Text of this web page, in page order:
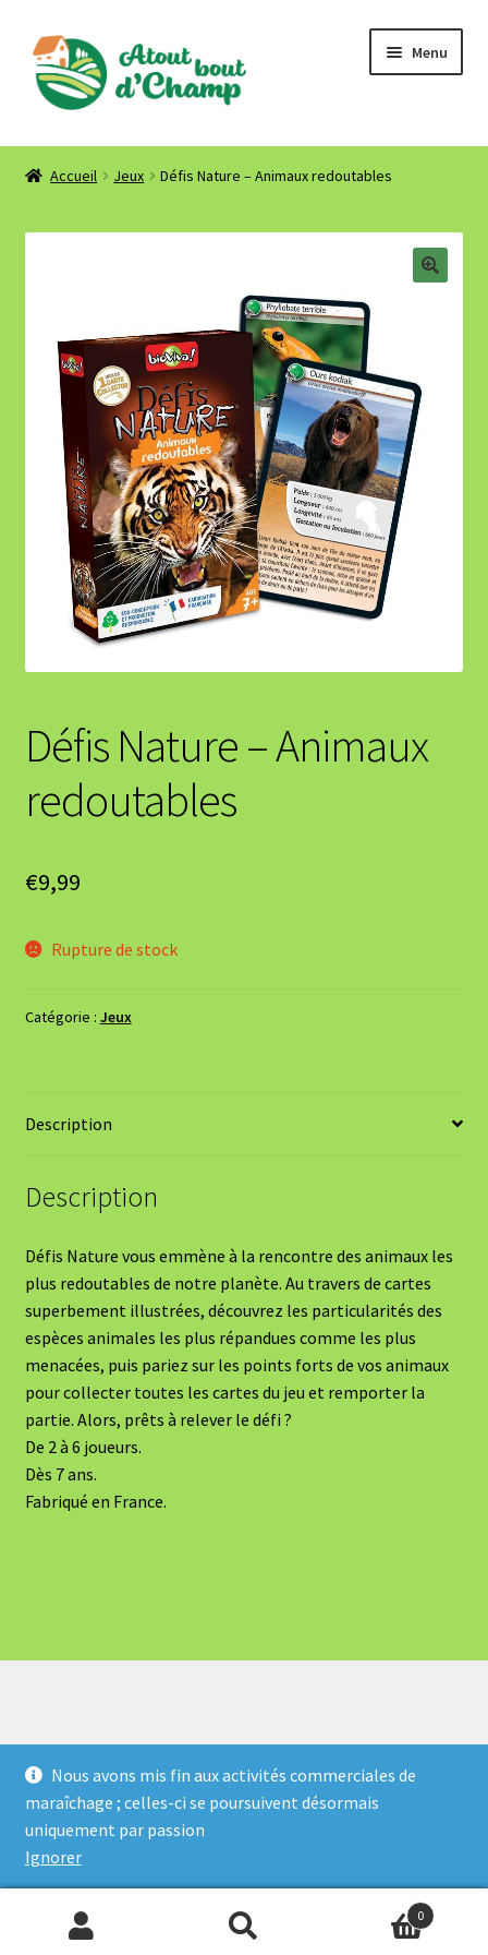
Nous avons mis fin aux activités commerciales de
maraîchage ; celles-ci se poursuivent désormais
uniquement par passion
Ignorer
Aller
la
Aller
au
contenu
Menu
Accueil
Accueil Jeux Défis Nature – Animaux redoutables
Défis Nature – Animaux
redoutables
€9,99
Rupture de stock
Catégorie : Jeux
Description
Description
Défis Nature vous emmène à la rencontre des animaux les
plus redoutables de notre planète. Au travers de cartes
superbement illustrées, découvrez les particularités des
espèces animales les plus répandues comme les plus
menacées, puis pariez sur les points forts de vos animaux
pour collecter toutes les cartes du jeu et remporter la
partie. Alors, prêts à relever le défi ?
De 2 à 6 joueurs.
Dès 7 ans.
Fabriqué en France.
© Atout Bout d'Champ 2026
Politique de confidentialité
Recherche
Recherche
0